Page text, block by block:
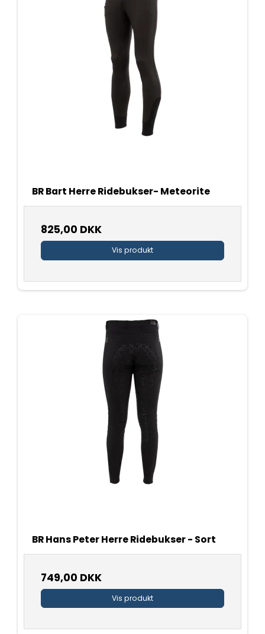
BR Bart Herre Ridebukser- Meteorite
825,00 DKK
Vis produkt
BR Hans Peter Herre Ridebukser - Sort
749,00 DKK
Vis produkt